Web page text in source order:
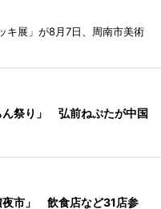
キ展」が8月7日、周南市美術
ん祭り」 弘前ねぷたが中国
夜市」 飲食店など31店参